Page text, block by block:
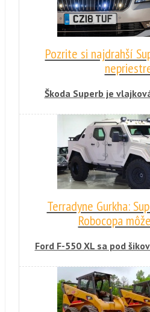
Pozrite si najdrahší
Škoda Superb je
vychytené vozy pre
zamiešať
Terradyne Gurkha:
Robocopa
Ford F-550 XL sa pod
všetkému je